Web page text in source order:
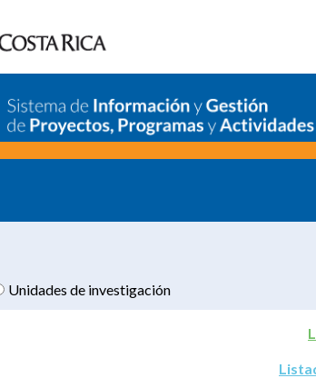
Unidades de investigación